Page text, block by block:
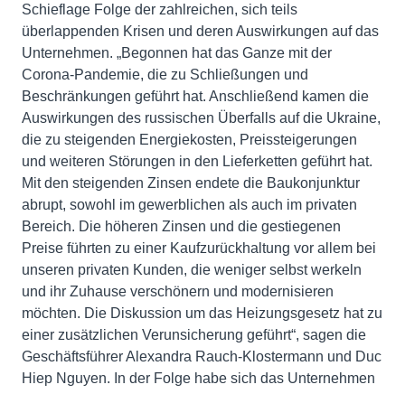
Schieflage Folge der zahlreichen, sich teils
überlappenden Krisen und deren Auswirkungen auf das
Unternehmen. „Begonnen hat das Ganze mit der
Corona-Pandemie, die zu Schließungen und
Beschränkungen geführt hat. Anschließend kamen die
Auswirkungen des russischen Überfalls auf die Ukraine,
die zu steigenden Energiekosten, Preissteigerungen
und weiteren Störungen in den Lieferketten geführt hat.
Mit den steigenden Zinsen endete die Baukonjunktur
abrupt, sowohl im gewerblichen als auch im privaten
Bereich. Die höheren Zinsen und die gestiegenen
Preise führten zu einer Kaufzurückhaltung vor allem bei
unseren privaten Kunden, die weniger selbst werkeln
und ihr Zuhause verschönern und modernisieren
möchten. Die Diskussion um das Heizungsgesetz hat zu
einer zusätzlichen Verunsicherung geführt“, sagen die
Geschäftsführer Alexandra Rauch-Klostermann und Duc
Hiep Nguyen. In der Folge habe sich das Unternehmen